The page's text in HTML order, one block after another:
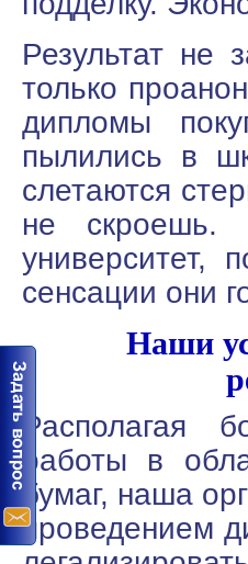
Результат не
только
дипломы
пылились в
слетаются
не скроешь.
университет,
сенсации они
Наши
Располагая
работы в
бумаг, наша
проведением